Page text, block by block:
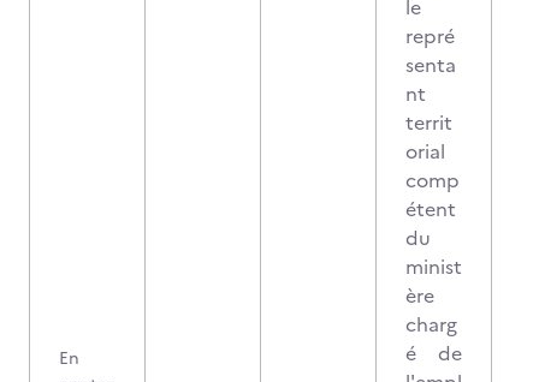
En
le
repré
senta
nt
territ
orial
comp
étent
du
minist
ère
charg
é de